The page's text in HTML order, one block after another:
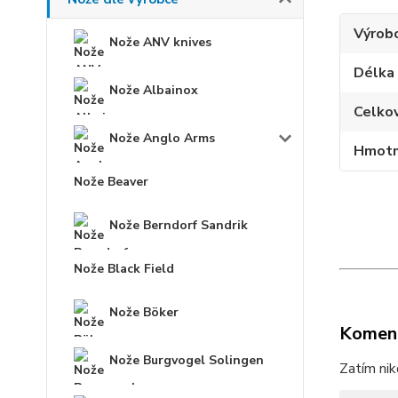
Nože ANV knives
Nože Albainox
Nože Anglo Arms
Nože Beaver
Nože Berndorf Sandrik
Nože Black Field
Nože Böker
Nože Burgvogel Solingen Zatím